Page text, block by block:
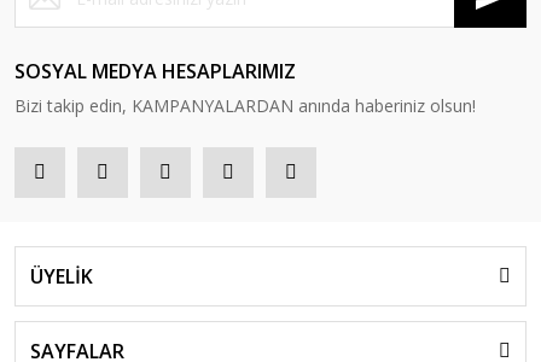
SOSYAL MEDYA HESAPLARIMIZ
Bizi takip edin, KAMPANYALARDAN anında haberiniz olsun!
ÜYELİK
SAYFALAR